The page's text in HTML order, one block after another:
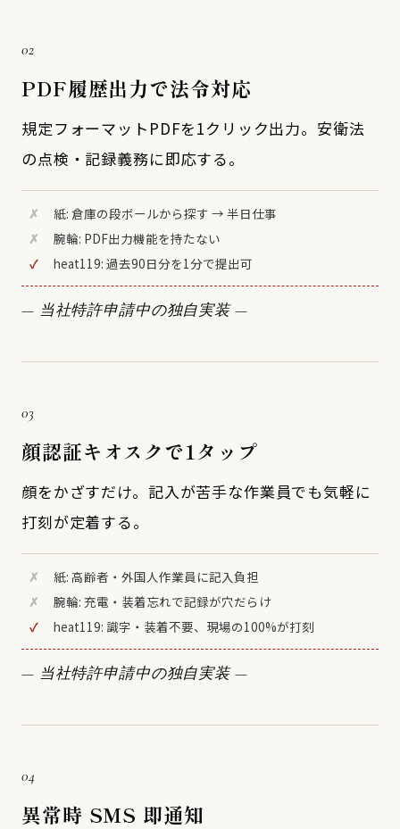
02
PDF履歴出力で法令対応
規定フォーマットPDFを1クリック出力。安衛法
の点検・記録義務に即応する。
✗
紙: 倉庫の段ボールから探す → 半日仕事
✗
腕輪: PDF出力機能を持たない
✓
heat119: 過去90日分を1分で提出可
— 当社特許申請中の独自実装 —
03
顔認証キオスクで1タップ
顔をかざすだけ。記入が苦手な作業員でも気軽に
打刻が定着する。
✗
紙: 高齢者・外国人作業員に記入負担
✗
腕輪: 充電・装着忘れで記録が穴だらけ
✓
heat119: 識字・装着不要、現場の100%が打刻
— 当社特許申請中の独自実装 —
04
異常時 SMS 即通知